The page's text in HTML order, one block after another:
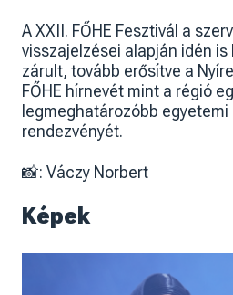
A XXII. FŐHE Fesztivál a
visszajelzései alapján idén
zárult, tovább erősítve a
FŐHE hírnevét mint a régió
legmeghatározóbb egyetemi
rendezvényét.
📸: Váczy Norbert
Képek